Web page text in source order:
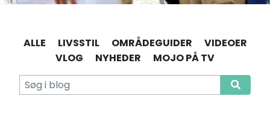
ALLE LIVSSTIL OMRÅDEGUIDER
VIDEOER
VLOG
NYHEDER MOJO PÅ TV